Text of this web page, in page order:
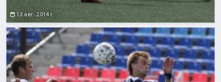
13 авг. 2014 г.